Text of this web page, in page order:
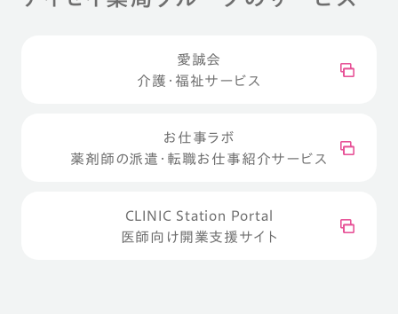
愛誠会
介護・福祉サービス
お仕事ラボ
薬剤師の派遣・転職お仕事紹介サービス
CLINIC Station Portal
医師向け開業支援サイト